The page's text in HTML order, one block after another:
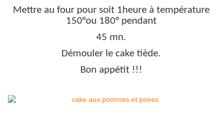
Mettre au four pour soit 1heure à température
150°ou 180° pendant
45 mn.
Démouler le cake tiède.
Bon appétit !!!